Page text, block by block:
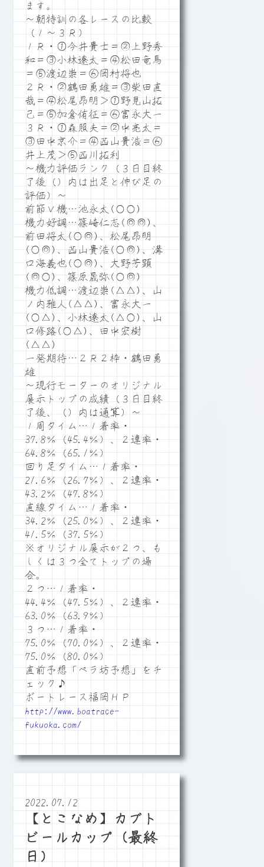
ます。
～朝特訓の各レースの比較
（１～３Ｒ）
１Ｒ・①今井貴士＝②上野秀
和＝③小林遼太＝④松田竜馬
＝⑤渡辺崇＝⑥岡村将也
２Ｒ・②鶴田勇雄＝③柴田直
哉＝④松尾昂明＞①野見山拓
己＝⑤加倉侑征＝⑥富永大一
３Ｒ・①森照夫＝②中亮太＝
③田中京介＝④西山貴浩＝⑥
井上茂＞⑤西川拓利
～機力評価ランク（３日目終
了後（）内は出足と伸び足の
評価）～
前節Ｖ機…池永太(○○)
機力好調…篠崎仁志(◎◎)、
前田将太(○◎)、松尾昂明
(○◎)、西山貴浩(○◎)、溝
口海義也(○◎)、大野芳顕
(◎○)、篠原晟弥(○◎)
機力低調…渡辺崇(△△)、山
ノ内雅人(△△)、富永大一
(○△)、小林遼太(△○)、山
口修路(○△)、田中宏樹
(△△)
一発期待…２Ｒ２枠・鶴田勇
雄
～現行モーターのオリジナル
展示トップの成績（３日目終
了後、（）内は通算）～
１周タイム…１着率・
37.8％（45.4％）、２連率・
64.8％（65.1％）
回り足タイム…１着率・
21.6％（26.7％）、２連率・
43.2％（47.8％）
直線タイム…１着率・
34.2％（25.0％）、２連率・
41.5％（37.5％）
※オリジナル展示が２つ、も
しくは３つ全てトップの場
合。
２つ…１着率・
44.4％（47.5％）、２連率・
63.0％（63.9％）
３つ…１着率・
75.0％（70.0％）、２連率・
75.0％（80.0％）
直前予想「ペラ坊予想」をチ
ェック♪
ボートレース福岡ＨＰ
http://www.boatrace-
fukuoka.com/
2022.07.12
【とこなめ】カブト
ビールカップ（最終
日）